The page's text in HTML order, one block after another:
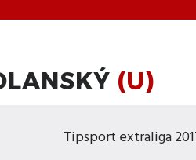
(U)
Tipsport extraliga